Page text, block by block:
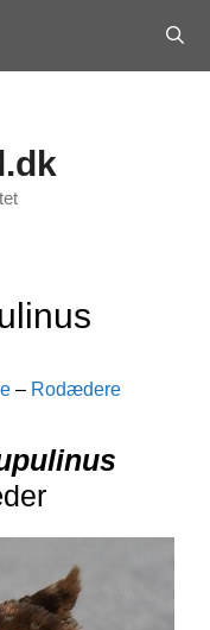
– Rodædere